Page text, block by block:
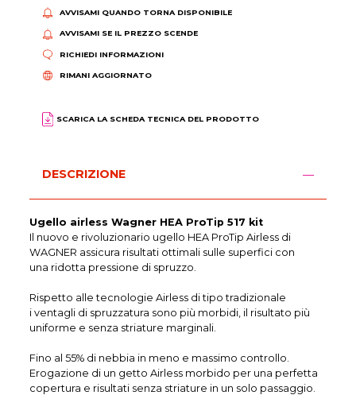
AVVISAMI QUANDO TORNA DISPONIBILE
AVVISAMI SE IL PREZZO SCENDE
RICHIEDI INFORMAZIONI
RIMANI AGGIORNATO
SCARICA LA SCHEDA TECNICA DEL PRODOTTO
DESCRIZIONE
Ugello airless Wagner HEA ProTip 517 kit
Il nuovo e rivoluzionario ugello HEA ProTip Airless di
WAGNER assicura risultati ottimali sulle superfici con
una ridotta pressione di spruzzo.
Rispetto alle tecnologie Airless di tipo tradizionale
i ventagli di spruzzatura sono più morbidi, il risultato più
uniforme e senza striature marginali.
Fino al 55% di nebbia in meno e massimo controllo.
Erogazione di un getto Airless morbido per una perfetta
copertura e risultati senza striature in un solo passaggio.